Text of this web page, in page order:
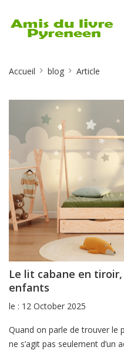
Breadcrumb
Accueil blog Article
Le lit cabane en
enfants
le : 12 October 2025
Quand on parle de trouver le
ne s’agit pas seulement d’un